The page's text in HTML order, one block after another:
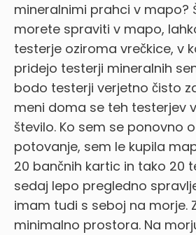
mineralnimi prahci v mapo?
morete spraviti v mapo,
testerje oziroma vrečkice, v
pridejo testerji mineralnih
bodo testerji verjetno čisto
meni doma se teh testerjev
število. Ko sem se ponovno
potovanje, sem le kupila
20 bančnih kartic in tako 20
sedaj lepo pregledno
imam tudi s seboj na morje.
minimalno prostora. Na